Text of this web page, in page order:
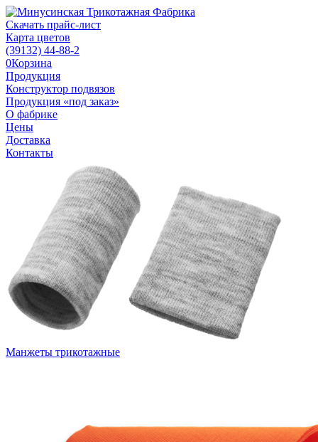
Скачать прайс-лист
Карта цветов
(39132) 44-88-2
0Корзина
Продукция
Конструктор подвязов
Продукция «под заказ»
О фабрике
Цены
Доставка
Контакты
Манжеты трикотажные